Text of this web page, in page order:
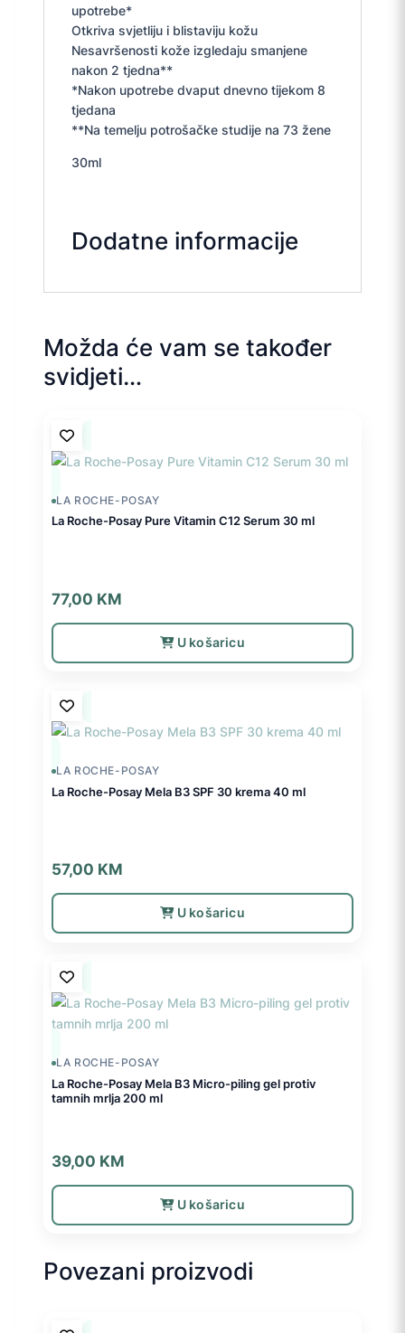
upotrebe*
Otkriva svjetliju i blistaviju kožu
Nesavršenosti kože izgledaju smanjene
nakon 2 tjedna**
*Nakon upotrebe dvaput dnevno tijekom 8
tjedana
**Na temelju potrošačke studije na 73 žene
30ml
Dodatne informacije
Možda će vam se također
svidjeti…
LA ROCHE-POSAY
La Roche-Posay Pure Vitamin C12 Serum 30 ml
77,00 KM
U košaricu
LA ROCHE-POSAY
La Roche-Posay Mela B3 SPF 30 krema 40 ml
57,00 KM
U košaricu
LA ROCHE-POSAY
La Roche-Posay Mela B3 Micro-piling gel protiv
tamnih mrlja 200 ml
39,00 KM
U košaricu
Povezani proizvodi